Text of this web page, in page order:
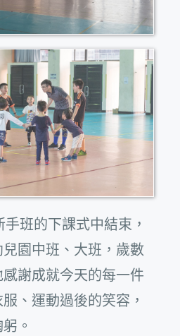
班的下課式中結束，
園中班、大班，歲數
謝成就今天的每一件
、運動過後的笑容，
。